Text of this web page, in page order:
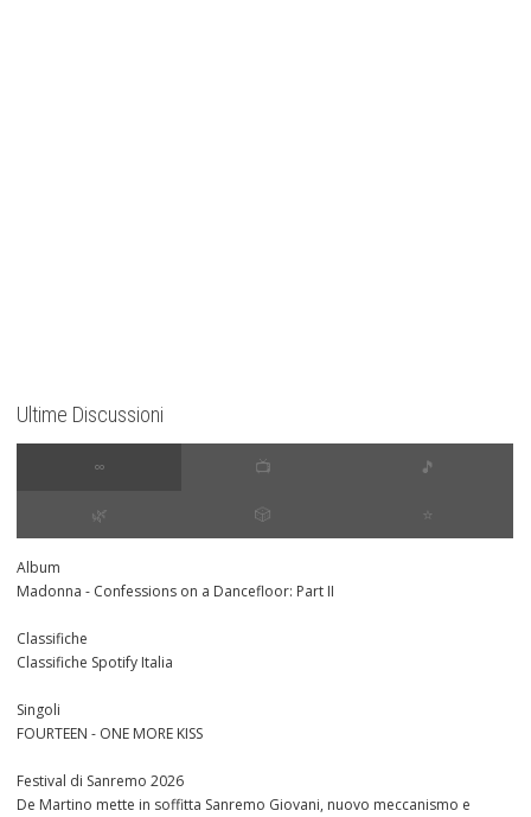
Ultime Discussioni
∞ 📺 🎵
🌿 🎲 ⭐️
Album
Madonna - Confessions on a Dancefloor: Part II
Classifiche
Classifiche Spotify Italia
Singoli
FOURTEEN - ONE MORE KISS
Festival di Sanremo 2026
De Martino mette in soffitta Sanremo Giovani, nuovo meccanismo e